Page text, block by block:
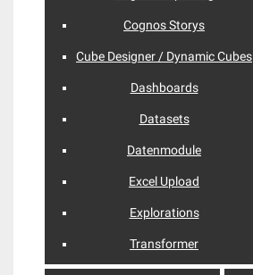
Cognos Storys
Cube Designer / Dynamic Cubes
Dashboards
Datasets
Datenmodule
Excel Upload
Explorations
Transformer